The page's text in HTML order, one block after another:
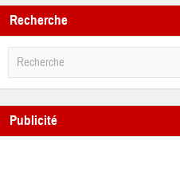
Recherche
Publicité